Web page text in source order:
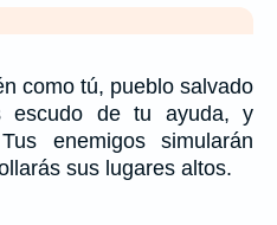
como tú, pueblo salvado
escudo de tu ayuda, y
enemigos simularán
sus lugares altos.